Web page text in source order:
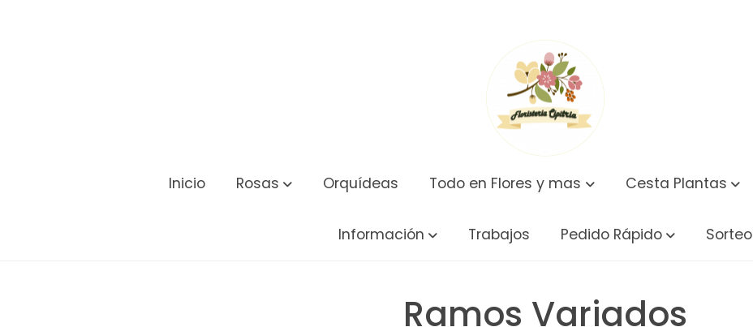
Inicio Rosas Orquídeas Todo en Flores y mas Cesta Plantas
Información Trabajos Pedido Rápido Sorteo
Ramos Variados